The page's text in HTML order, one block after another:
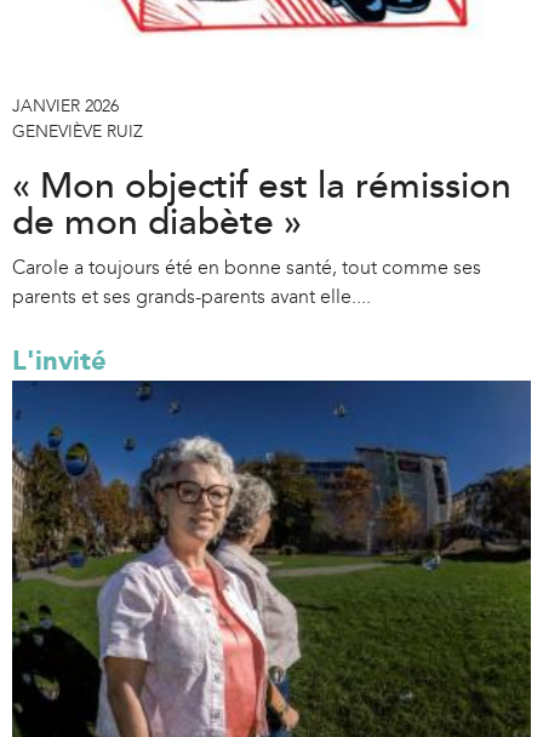
JANVIER 2026
GENEVIÈVE RUIZ
« Mon objectif est la rémission
de mon diabète »
Carole a toujours été en bonne santé, tout comme ses
parents et ses grands-parents avant elle....
L'invité